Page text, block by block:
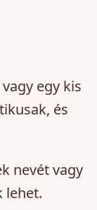
egy kis
és
nevét vagy
lehet.